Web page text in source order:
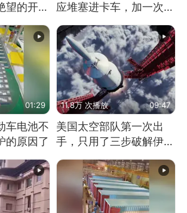
望的开
应堆塞进卡车，加一次燃
料能跑几十年
01:29
车电池不
的原因了
11.8万 次播放 09:47
美国太空部队第一次出
手，只用了三步破解伊朗